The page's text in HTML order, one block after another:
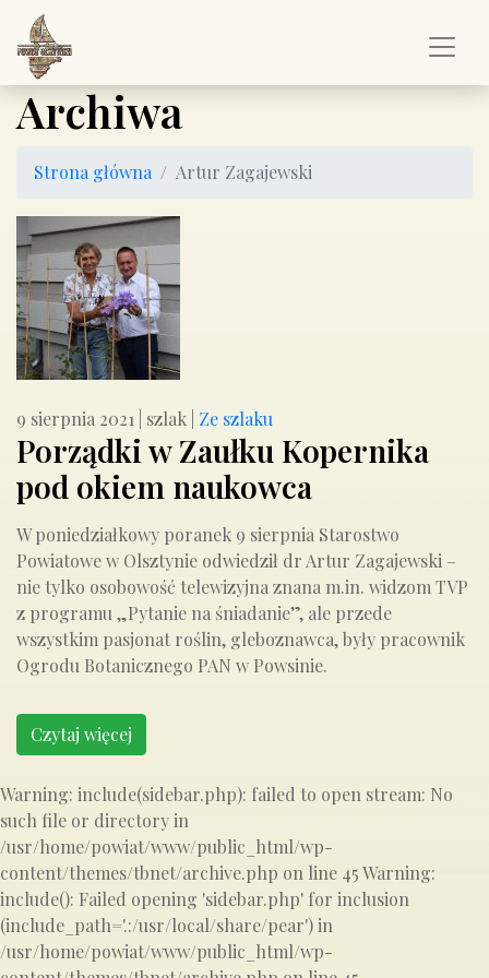
Archiwa
Strona główna Artur Zagajewski
9 sierpnia 2021 szlak Ze szlaku
Porządki w Zaułku Kopernika
pod okiem naukowca
W poniedziałkowy poranek 9 sierpnia Starostwo
Powiatowe w Olsztynie odwiedził dr Artur Zagajewski –
nie tylko osobowość telewizyjna znana m.in. widzom TVP
z programu „Pytanie na śniadanie”, ale przede
wszystkim pasjonat roślin, gleboznawca, były pracownik
Ogrodu Botanicznego PAN w Powsinie.
Czytaj więcej
Warning: include(sidebar.php): failed to open stream: No
such file or directory in
/usr/home/powiat/www/public_html/wp-
content/themes/tbnet/archive.php on line 45 Warning:
include(): Failed opening 'sidebar.php' for inclusion
(include_path='.:/usr/local/share/pear') in
/usr/home/powiat/www/public_html/wp-